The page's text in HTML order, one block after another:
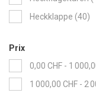
Heckklappe 40
Prix
0,00 CHF - 1
1 000,00 CHF - 2